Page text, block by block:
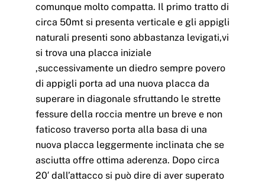
comunque molto compatta. Il primo tratto di
circa 50mt si presenta verticale e gli appigli
naturali presenti sono abbastanza levigati,vi
si trova una placca iniziale
,successivamente un diedro sempre povero
di appigli porta ad una nuova placca da
superare in diagonale sfruttando le strette
fessure della roccia mentre un breve e non
faticoso traverso porta alla basa di una
nuova placca leggermente inclinata che se
asciutta offre ottima aderenza. Dopo circa
20′ dall’attacco si può dire di aver superato